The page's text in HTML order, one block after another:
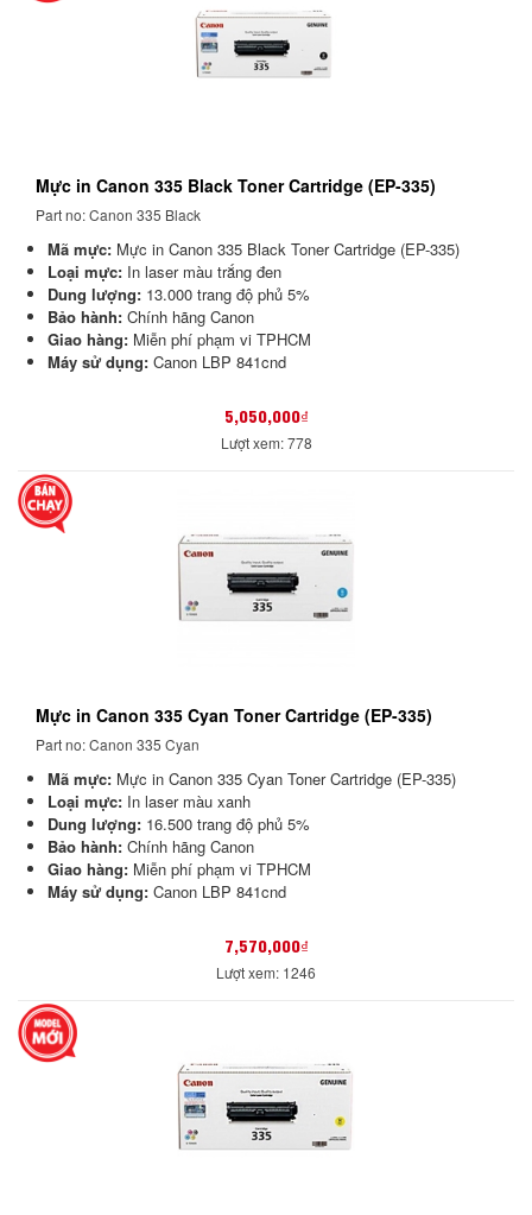
Mực in Canon 335 Black Toner Cartridge (EP-335)
Part no: Canon 335 Black
Mã mực: Mực in Canon 335 Black Toner Cartridge (EP-335)
Loại mực: In laser màu trắng đen
Dung lượng: 13.000 trang độ phủ 5%
Bảo hành: Chính hãng Canon
Giao hàng: Miễn phí phạm vi TPHCM
Máy sử dụng: Canon LBP 841cnd
5,050,000₫
Lượt xem: 778
Mực in Canon 335 Cyan Toner Cartridge (EP-335)
Part no: Canon 335 Cyan
Mã mực: Mực in Canon 335 Cyan Toner Cartridge (EP-335)
Loại mực: In laser màu xanh
Dung lượng: 16.500 trang độ phủ 5%
Bảo hành: Chính hãng Canon
Giao hàng: Miễn phí phạm vi TPHCM
Máy sử dụng: Canon LBP 841cnd
7,570,000₫
Lượt xem: 1246